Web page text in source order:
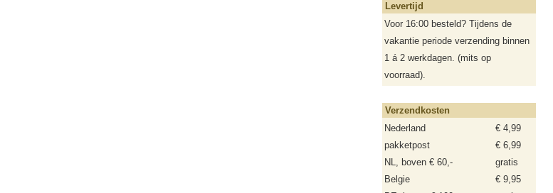
Levertijd
Voor 16:00 besteld? Tijdens de
vakantie periode verzending binnen
1 á 2 werkdagen. (mits op
voorraad).
Verzendkosten
Nederland
€ 4,99
pakketpost
€ 6,99
NL, boven € 60,-
gratis
Belgie
€ 9,95